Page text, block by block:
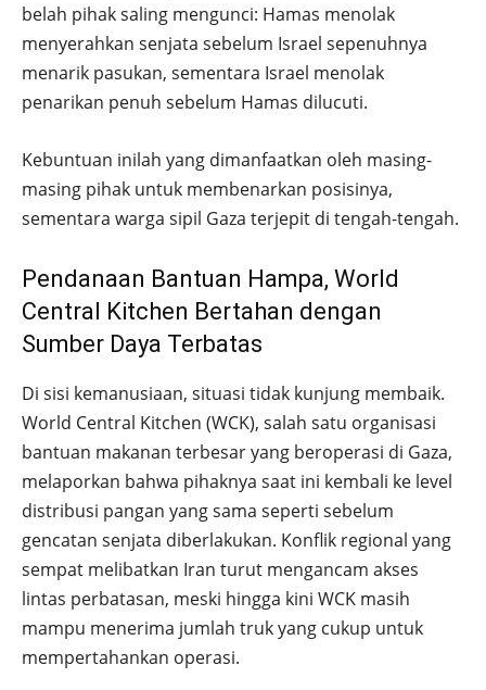
belah pihak saling mengunci: Hamas menolak
menyerahkan senjata sebelum Israel sepenuhnya
menarik pasukan, sementara Israel menolak
penarikan penuh sebelum Hamas dilucuti.
Kebuntuan inilah yang dimanfaatkan oleh masing-
masing pihak untuk membenarkan posisinya,
sementara warga sipil Gaza terjepit di tengah-tengah.
Pendanaan Bantuan Hampa, World
Central Kitchen Bertahan dengan
Sumber Daya Terbatas
Di sisi kemanusiaan, situasi tidak kunjung membaik.
World Central Kitchen (WCK), salah satu organisasi
bantuan makanan terbesar yang beroperasi di Gaza,
melaporkan bahwa pihaknya saat ini kembali ke level
distribusi pangan yang sama seperti sebelum
gencatan senjata diberlakukan. Konflik regional yang
sempat melibatkan Iran turut mengancam akses
lintas perbatasan, meski hingga kini WCK masih
mampu menerima jumlah truk yang cukup untuk
mempertahankan operasi.